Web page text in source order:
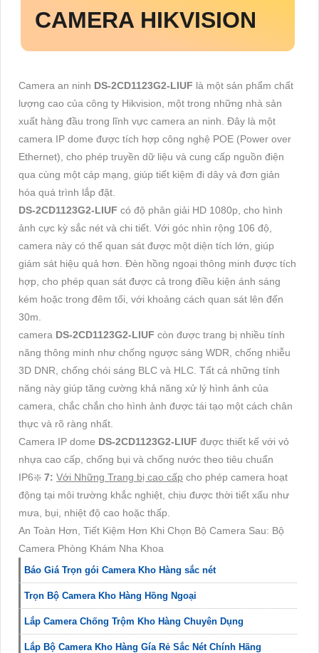
CAMERA HIKVISION
Camera an ninh DS-2CD1123G2-LIUF là một sản phẩm chất
lượng cao của công ty Hikvision, một trong những nhà sản
xuất hàng đầu trong lĩnh vực camera an ninh. Đây là một
camera IP dome được tích hợp công nghệ POE (Power over
Ethernet), cho phép truyền dữ liệu và cung cấp nguồn điện
qua cùng một cáp mạng, giúp tiết kiệm đi dây và đơn giản
hóa quá trình lắp đặt.
DS-2CD1123G2-LIUF có độ phân giải HD 1080p, cho hình
ảnh cực kỳ sắc nét và chi tiết. Với góc nhìn rộng 106 độ,
camera này có thể quan sát được một diện tích lớn, giúp
giám sát hiệu quả hơn. Đèn hồng ngoại thông minh được tích
hợp, cho phép quan sát được cả trong điều kiện ánh sáng
kém hoặc trong đêm tối, với khoảng cách quan sát lên đến
30m.
camera DS-2CD1123G2-LIUF còn được trang bị nhiều tính
năng thông minh như chống ngược sáng WDR, chống nhiễu
3D DNR, chống chói sáng BLC và HLC. Tất cả những tính
năng này giúp tăng cường khả năng xử lý hình ảnh của
camera, chắc chắn cho hình ảnh được tái tạo một cách chân
thực và rõ ràng nhất.
Camera IP dome DS-2CD1123G2-LIUF được thiết kế với vỏ
nhựa cao cấp, chống bụi và chống nước theo tiêu chuẩn
IP6❇️ 7: Với Những Trang bị cao cấp cho phép camera hoạt
động tại môi trường khắc nghiệt, chịu được thời tiết xấu như
mưa, bụi, nhiệt độ cao hoặc thấp.
An Toàn Hơn, Tiết Kiệm Hơn Khi Chọn Bộ Camera Sau: Bộ
Camera Phòng Khám Nha Khoa
Báo Giá Trọn gói Camera Kho Hàng sắc nét
Trọn Bộ Camera Kho Hàng Hồng Ngoại
Lắp Camera Chống Trộm Kho Hàng Chuyên Dụng
Lắp Bộ Camera Kho Hàng Gía Rẻ Sắc Nét Chính Hãng